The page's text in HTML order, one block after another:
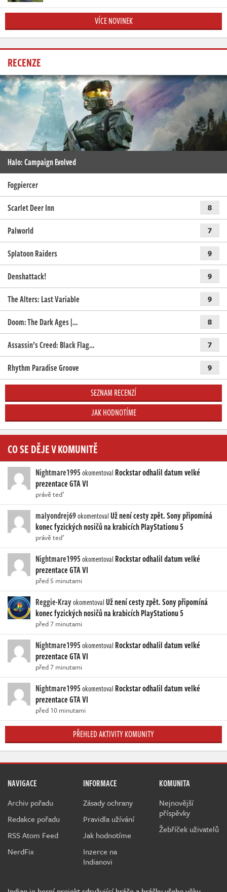
VÍCE NOVINEK
RECENZE
Halo: Campaign Evolved
Fogpiercer
Scarlet Deer Inn
8
Palworld 7
Splatoon Raiders 9
Denshattack! 9
The Alters: Last Variable 9
Doom: The Dark Ages |… 8
Assassin’s Creed: Black Flag… 7
Rhythm Paradise Groove 9
SEZNAM RECENZÍ
JAK HODNOTÍME
CO SE DĚJE V KOMUNITĚ
Nightmare1995okomentoval Rockstar odhalil datum velké
prezentace GTA VI
právě teď
malyondrej69okomentovalUž není cesty zpět. Sony připomíná
konec fyzických nosičů na krabicích PlayStationu 5
právě teď
Nightmare1995okomentoval Rockstar odhalil datum velké
prezentace GTA VI
před 5 minutami
Reggie-KrayokomentovalUž není cesty zpět. Sony připomíná
konec fyzických nosičů na krabicích PlayStationu 5
před 7 minutami
Nightmare1995okomentoval Rockstar odhalil datum velké
prezentace GTA VI
před 7 minutami
Nightmare1995okomentoval Rockstar odhalil datum velké
prezentace GTA VI
před 10 minutami
PŘEHLED AKTIVITY KOMUNITY
NAVIGACE
Archiv pořadu
Redakce pořadu
RSS Atom Feed
NerdFix
INFORMACE
Zásady ochrany
Pravidla užívání
Jak hodnotíme
Inzerce na
Indianovi
KOMUNITA
Nejnovější
příspěvky
Žebříček uživatelů